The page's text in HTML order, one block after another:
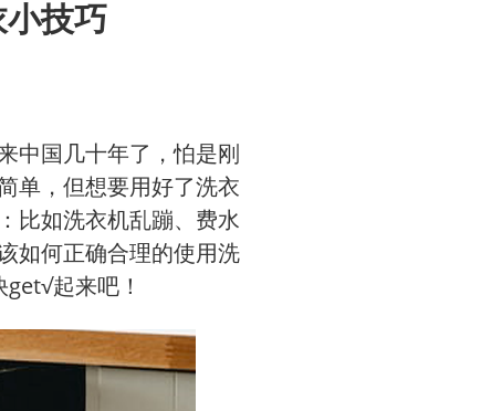
技巧
中国几十年了，怕是刚
单，但想要用好了洗衣
比如洗衣机乱蹦、费水
如何正确合理的使用洗
起来吧！